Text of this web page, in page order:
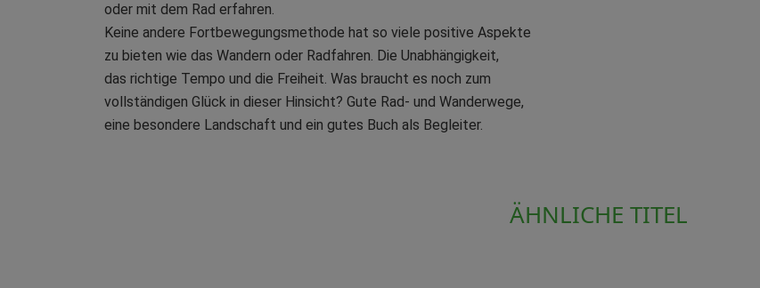
oder mit dem Rad erfahren.
Keine andere Fortbewegungsmethode hat so viele positive Aspekte
zu bieten wie das Wandern oder Radfahren. Die Unabhängigkeit,
das richtige Tempo und die Freiheit. Was braucht es noch zum
vollständigen Glück in dieser Hinsicht? Gute Rad- und Wanderwege,
eine besondere Landschaft und ein gutes Buch als Begleiter.
ÄHNLICHE TITEL